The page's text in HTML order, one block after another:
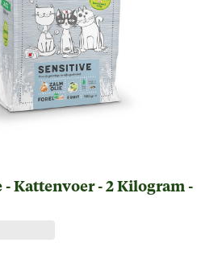
- Kattenvoer - 2 Kilogram -